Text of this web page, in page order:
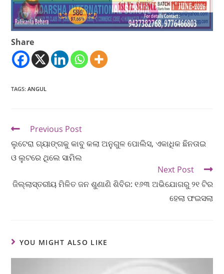
Share
TAGS:ANGUL
Previous Post
ଲୁଟେରା ଗ୍ୟାଙ୍ଗକୁ କାବୁ କଲା ଅନୁଗୁଳ ପୋଲିସ, ଏକାଧିକ ଛିନତାଇ
ଓ ଲୁଟରେ ଥିଲେ ସାମିଲ
Next Post
ଜିଲ୍ଲାସ୍ତରୀୟ ମିଳିତ ଜନ ଶୁଣାଣି ଶିବିର: ୧୬୩ ଅଭିଯୋଗରୁ ୨୧ ଟିର
ହେଲା ଫଇସଲା
YOU MIGHT ALSO LIKE